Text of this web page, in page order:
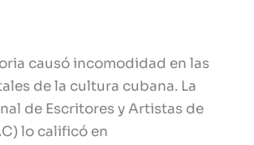
causó incomodidad en las
de la cultura cubana. La
de Escritores y Artistas de
lo calificó en